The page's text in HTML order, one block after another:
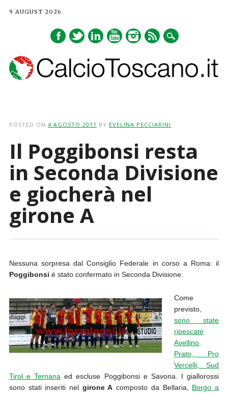
9 AUGUST 2026
POSTED ON 4 AGOSTO 2011 BY EVELINA PECCIARINI
Il Poggibonsi resta
in Seconda Divisione
e giocherà nel
girone A
Nessuna sorpresa dal Consiglio Federale in corso a Roma: il
Poggibonsi è stato confermato in Seconda Divisione.
Come
previsto,
sono state
ripescate
Avellino,
Prato, Pro
Vercelli, Sud
Tirol e Ternana ed escluse Poggibonsi e Savona. I giallorossi
sono stati inseriti nel girone A composto da Bellaria, Borgo a